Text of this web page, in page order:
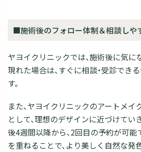
■施術後のフォロー体制＆相談しや
ヤヨイクリニックでは、施術後に気に
現れた場合は、すぐに相談・受診でき
す。
また、ヤヨイクリニックのアートメ
として、理想のデザインに近づけてい
後4週間以降から、2回目の予約が可能
を重ねることで、より美しく自然な発